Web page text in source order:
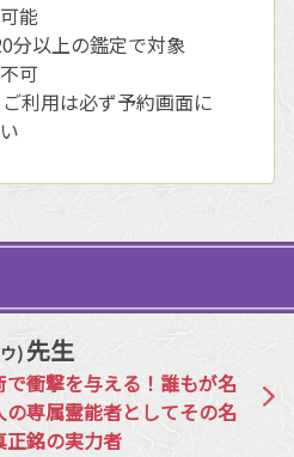
能
分以上の鑑定で対象
可
利用は必ず予約画面に
)先生
衝撃を与える！誰もが名
の専属霊能者としてその名
正銘の実力者